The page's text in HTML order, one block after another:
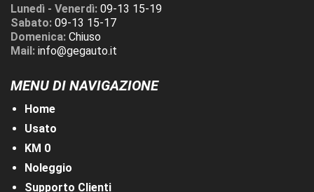
Lunedì - Venerdì: 09-13 15-19
Sabato: 09-13 15-17
Domenica: Chiuso
Mail: info@gegauto.it
MENU DI NAVIGAZIONE
Home
Usato
KM 0
Noleggio
Supporto Clienti